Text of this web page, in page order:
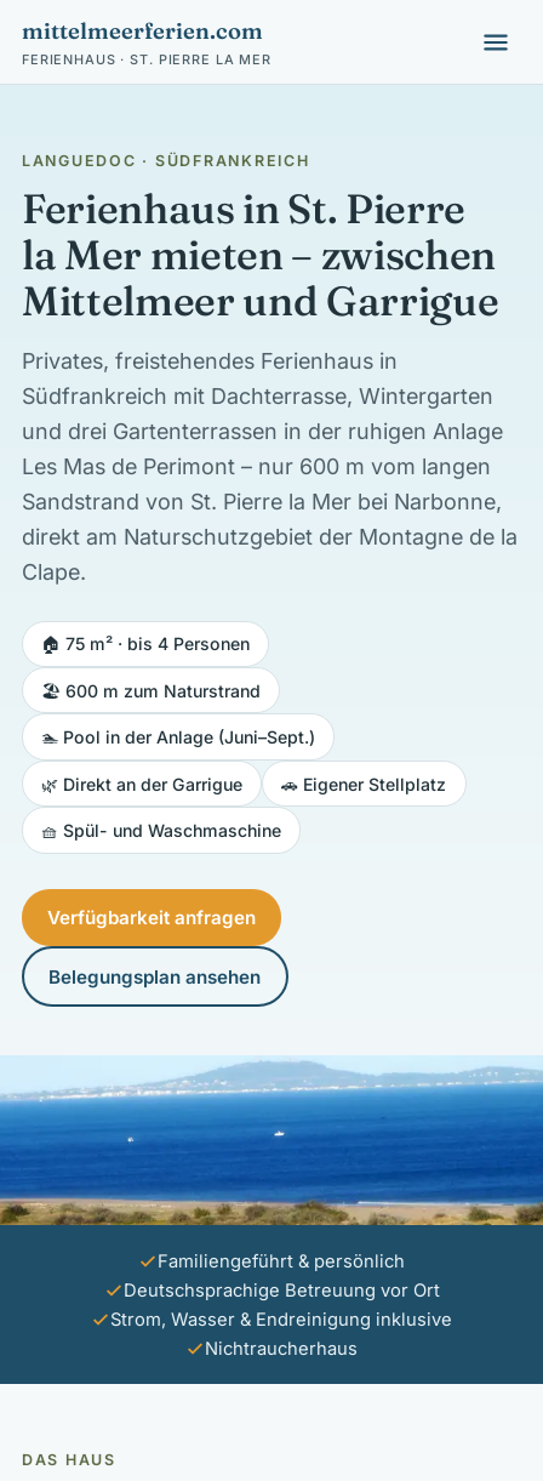
mittelmeerferien.com
FERIENHAUS · ST. PIERRE LA MER
LANGUEDOC · SÜDFRANKREICH
Ferienhaus in St. Pierre
la Mer mieten – zwischen
Mittelmeer und Garrigue
Privates, freistehendes Ferienhaus in
Südfrankreich mit Dachterrasse, Wintergarten
und drei Gartenterrassen in der ruhigen Anlage
Les Mas de Perimont – nur 600 m vom langen
Sandstrand von St. Pierre la Mer bei Narbonne,
direkt am Naturschutzgebiet der Montagne de la
Clape.
🏠 75 m² · bis 4 Personen
🏖️ 600 m zum Naturstrand
🏊 Pool in der Anlage (Juni–Sept.)
🌿 Direkt an der Garrigue 🚗 Eigener Stellplatz
🧺 Spül- und Waschmaschine
Verfügbarkeit anfragen
Belegungsplan ansehen
Familiengeführt & persönlich
Deutschsprachige Betreuung vor Ort
Strom, Wasser & Endreinigung inklusive
Nichtraucherhaus
DAS HAUS